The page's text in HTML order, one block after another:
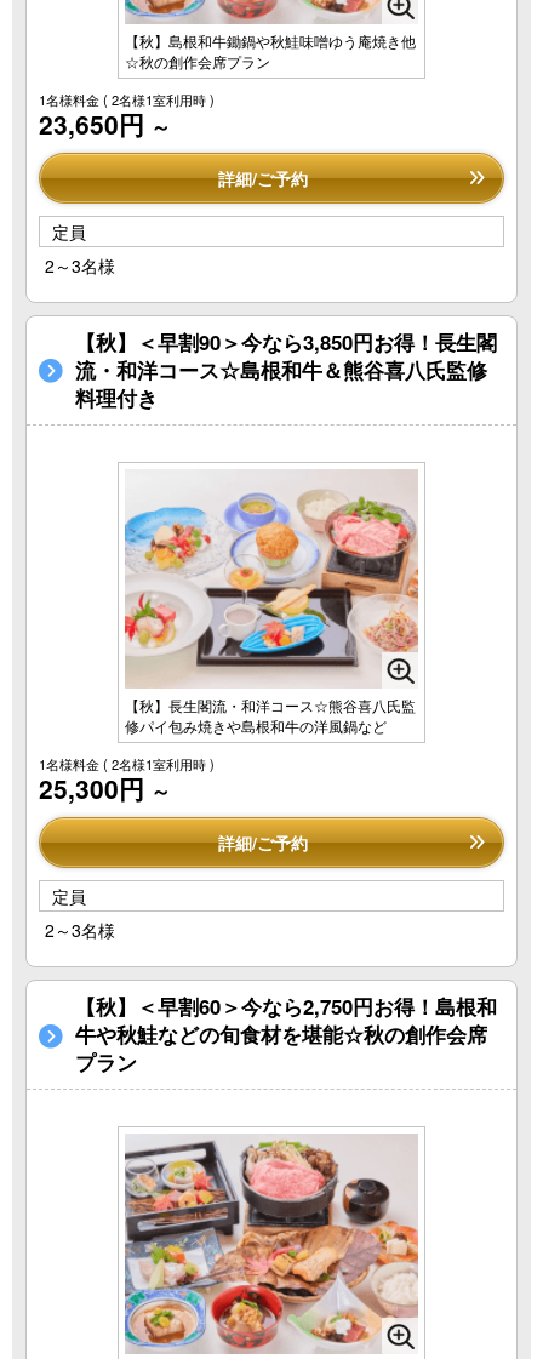
【秋】島根和牛鋤鍋や秋鮭味噌ゆう庵焼き他
☆秋の創作会席プラン
1名様料金( 2名様1室利用時 )
23,650円 ～
詳細/ご予約
定員
2～3名様
【秋】＜早割90＞今なら3,850円お得！長生閣
流・和洋コース☆島根和牛＆熊谷喜八氏監修
料理付き
【秋】長生閣流・和洋コース☆熊谷喜八氏監
修パイ包み焼きや島根和牛の洋風鍋など
1名様料金( 2名様1室利用時 )
25,300円 ～
詳細/ご予約
定員
2～3名様
【秋】＜早割60＞今なら2,750円お得！島根和
牛や秋鮭などの旬食材を堪能☆秋の創作会席
プラン